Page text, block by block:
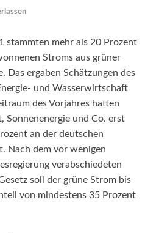
stammten mehr als 20 Prozent
Stroms aus grüner
Das ergaben Schätzungen des
und Wasserwirtschaft
des Vorjahres hatten
Sonnenenergie und Co. erst
an der deutschen
Nach dem vor wenigen
verabschiedeten
soll der grüne Strom bis
von mindestens 35 Prozent